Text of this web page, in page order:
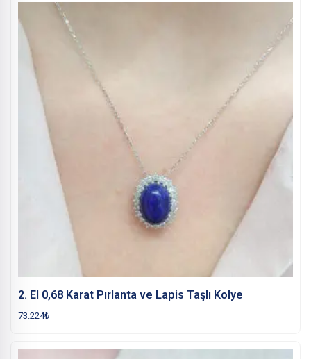
2. El 0,68 Karat Pırlanta ve Lapis Taşlı Kolye
73.224₺